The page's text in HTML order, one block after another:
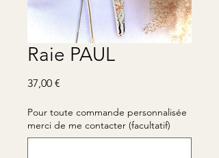
Raie PAUL
37,00 €
Pour toute commande personnalisée
merci de me contacter (facultatif)